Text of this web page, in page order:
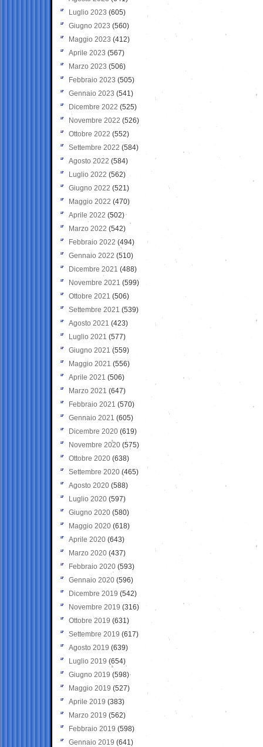
Luglio 2023 (605)
Giugno 2023 (560)
Maggio 2023 (412)
Aprile 2023 (567)
Marzo 2023 (506)
Febbraio 2023 (505)
Gennaio 2023 (541)
Dicembre 2022 (525)
Novembre 2022 (526)
Ottobre 2022 (552)
Settembre 2022 (584)
Agosto 2022 (584)
Luglio 2022 (562)
Giugno 2022 (521)
Maggio 2022 (470)
Aprile 2022 (502)
Marzo 2022 (542)
Febbraio 2022 (494)
Gennaio 2022 (510)
Dicembre 2021 (488)
Novembre 2021 (599)
Ottobre 2021 (506)
Settembre 2021 (539)
Agosto 2021 (423)
Luglio 2021 (577)
Giugno 2021(559)
Maggio 2021 (556)
Aprile 2021 (506)
Marzo 2021 (647)
Febbraio 2021 (570)
Gennaio 2021 (605)
Dicembre 2020 (619)
Novembre 2020 (575)
Ottobre 2020 (638)
Settembre 2020(465)
Agosto 2020 (588)
Luglio 2020 (597)
Giugno 2020 (580)
Maggio 2020 (618)
Aprile 2020 (643)
Marzo 2020 (437)
Febbraio 2020 (593)
Gennaio 2020 (596)
Dicembre 2019 (542)
Novembre 2019 (316)
Ottobre 2019 (631)
Settembre 2019 (617)
Agosto 2019 (639)
Luglio 2019 (654)
Giugno 2019 (598)
Maggio 2019 (527)
Aprile 2019 (383)
Marzo 2019 (562)
Febbraio 2019 (598)
Gennaio 2019 (641)